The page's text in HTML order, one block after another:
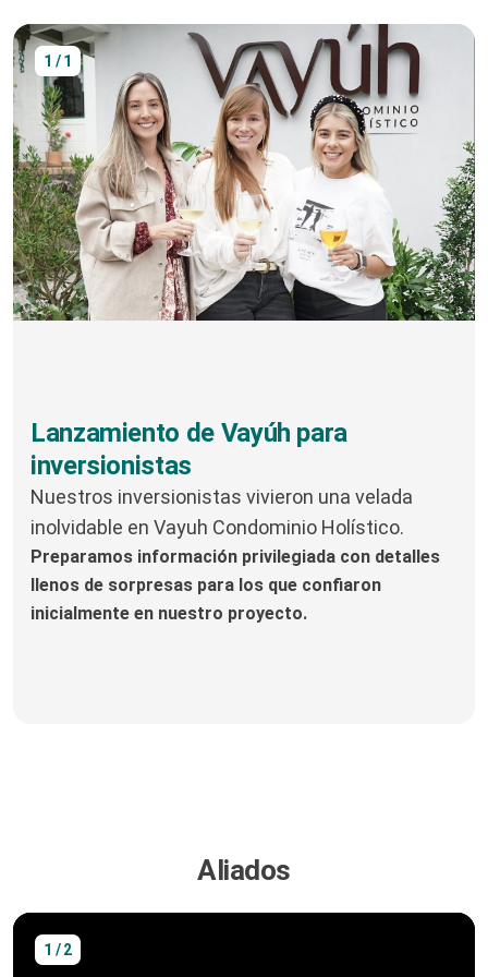
Lanzamiento de Vayúh para
inversionistas
Nuestros inversionistas vivieron una velada
inolvidable en Vayuh Condominio Holístico.
Preparamos información privilegiada con detalles
llenos de sorpresas para los que confiaron
inicialmente en nuestro proyecto.
1 / 1
Aliados
1 / 2